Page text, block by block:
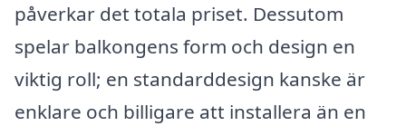
påverkar det totala priset. Dessutom
spelar balkongens form och design en
viktig roll; en standarddesign kanske är
enklare och billigare att installera än en